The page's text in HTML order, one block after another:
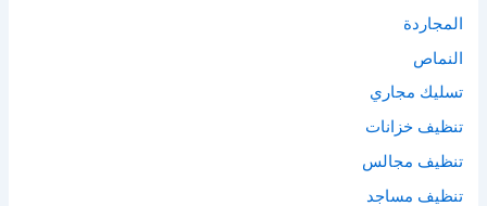
المجاردة
النماص
تسليك مجاري
تنظيف خزانات
تنظيف مجالس
تنظيف مساجد